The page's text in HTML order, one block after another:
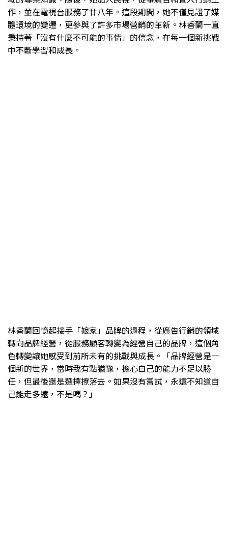
作，並在電視台服務了廿八年。這段期間，她不僅見證了媒
體環境的變遷，更參與了許多市場營銷的革新。林香蘭一直
秉持著「沒有什麼不可能的事情」的信念，在每一個新挑戰
中不斷學習和成長。
林香蘭回憶起接手「娘家」品牌的過程，從廣告行銷的領域
轉向品牌經營，從服務顧客轉變為經營自己的品牌，這個角
色轉變讓她感受到前所未有的挑戰與成長。「品牌經營是一
個新的世界，當時我有點猶豫，擔心自己的能力不足以勝
任，但最後還是選擇撩落去。如果沒有嘗試，永遠不知道自
己能走多遠，不是嗎？」